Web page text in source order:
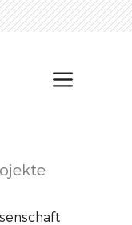
Menü